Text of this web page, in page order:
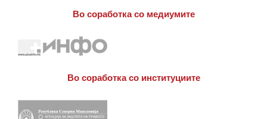
Во соработка со медиумите
Во соработка со институциите